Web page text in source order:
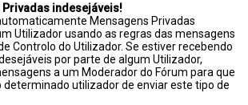
Privadas indesejáveis!
Mensagens Privadas
Utilizador usando as regras das mensagens
Controlo do Utilizador. Se estiver recebendo
por parte de algum Utilizador,
a um Moderador do Fórum para que
determinado utilizador de enviar este tipo de